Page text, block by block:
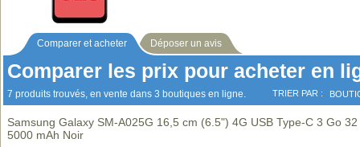
Comparer et acheter Déposer un avis
Comparer les prix pour acheter en
7 produits trouvés, en vente dans 3 boutiques en ligne. TRIER PAR :
Samsung Galaxy SM-A025G 16,5 cm (6.5") 4G USB Type-C 3 Go 32
5000 mAh Noir